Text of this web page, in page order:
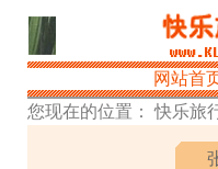
网站首
您现在的位置：快乐旅